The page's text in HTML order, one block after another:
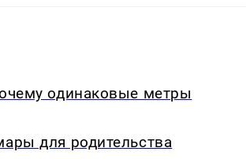
одинаковые метры
для родительства